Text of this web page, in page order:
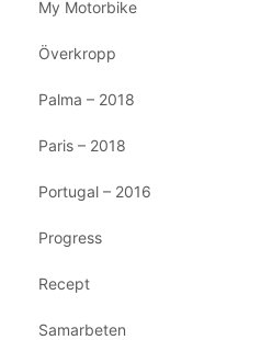
My Motorbike
Överkropp
Palma – 2018
Paris – 2018
Portugal – 2016
Progress
Recept
Samarbeten